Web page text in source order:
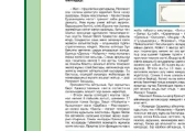
09.08.2026
Жер
09.08.2026